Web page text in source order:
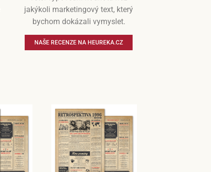
jakýkoli marketingový text, který
bychom dokázali vymyslet.
NAŠE RECENZE NA HEUREKA.CZ